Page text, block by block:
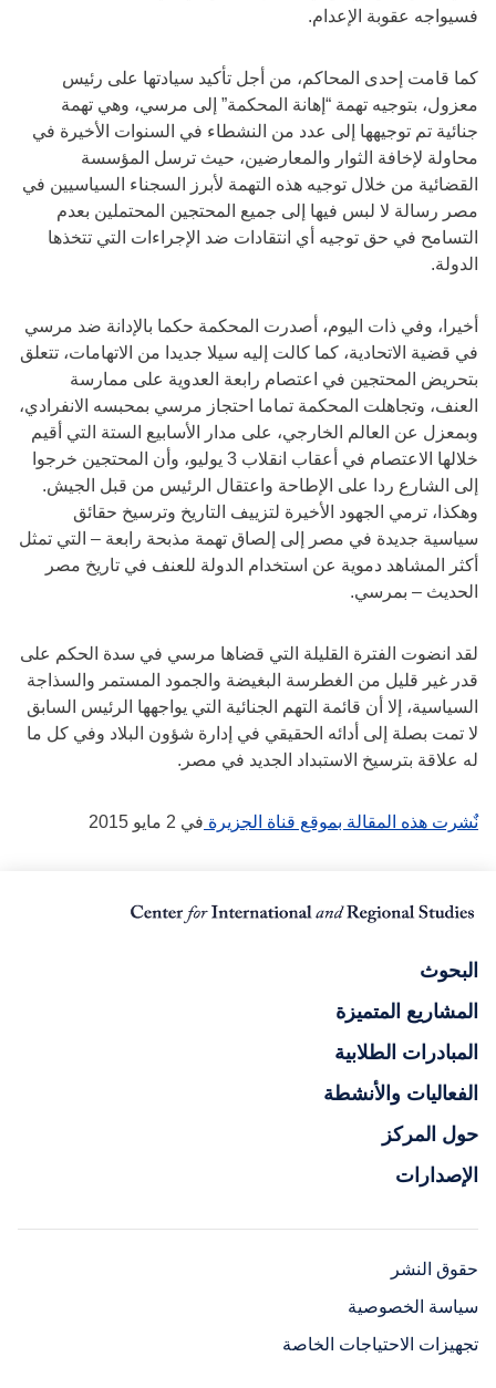
فسيواجه عقوبة الإعدام.
كما قامت إحدى المحاكم، من أجل تأكيد سيادتها على رئيس
معزول، بتوجيه تهمة “إهانة المحكمة” إلى مرسي، وهي تهمة
جنائية تم توجيهها إلى عدد من النشطاء في السنوات الأخيرة في
محاولة لإخافة الثوار والمعارضين، حيث ترسل المؤسسة
القضائية من خلال توجيه هذه التهمة لأبرز السجناء السياسيين في
مصر رسالة لا لبس فيها إلى جميع المحتجين المحتملين بعدم
التسامح في حق توجيه أي انتقادات ضد الإجراءات التي تتخذها
الدولة.
أخيرا، وفي ذات اليوم، أصدرت المحكمة حكما بالإدانة ضد مرسي
في قضية الاتحادية، كما كالت إليه سيلا جديدا من الاتهامات، تتعلق
بتحريض المحتجين في اعتصام رابعة العدوية على ممارسة
العنف، وتجاهلت المحكمة تماما احتجاز مرسي بمحبسه الانفرادي،
وبمعزل عن العالم الخارجي، على مدار الأسابيع الستة التي أقيم
خلالها الاعتصام في أعقاب انقلاب 3 يوليو، وأن المحتجين خرجوا
إلى الشارع ردا على الإطاحة واعتقال الرئيس من قبل الجيش.
وهكذا، ترمي الجهود الأخيرة لتزييف التاريخ وترسيخ حقائق
سياسية جديدة في مصر إلى إلصاق تهمة مذبحة رابعة – التي تمثل
أكثر المشاهد دموية عن استخدام الدولة للعنف في تاريخ مصر
الحديث – بمرسي.
لقد انضوت الفترة القليلة التي قضاها مرسي في سدة الحكم على
قدر غير قليل من الغطرسة البغيضة والجمود المستمر والسذاجة
السياسية، إلا أن قائمة التهم الجنائية التي يواجهها الرئيس السابق
لا تمت بصلة إلى أدائه الحقيقي في إدارة شؤون البلاد وفي كل ما
له علاقة بترسيخ الاستبداد الجديد في مصر.
نٌشرت هذه المقالة بموقع قناة الجزيرة في 2 مايو 2015
البحوث
المشاريع المتميزة
المبادرات الطلابية
الفعاليات والأنشطة
حول المركز
الإصدارات
حقوق النشر
سياسة الخصوصية
تجهيزات الاحتياجات الخاصة